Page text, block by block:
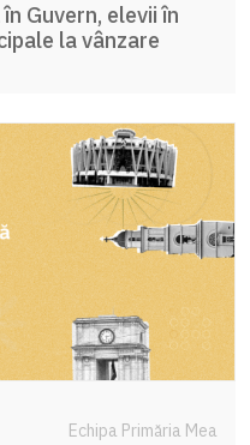
Guvern, elevii în
la vânzare
Echipa Primăria Mea